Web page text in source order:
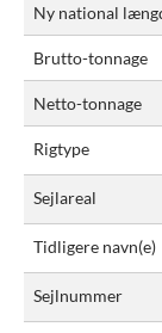
Ny national
Brutto-tonnage
Netto-tonnage
Rigtype
Sejlareal
Tidligere navn(e)
Sejlnummer